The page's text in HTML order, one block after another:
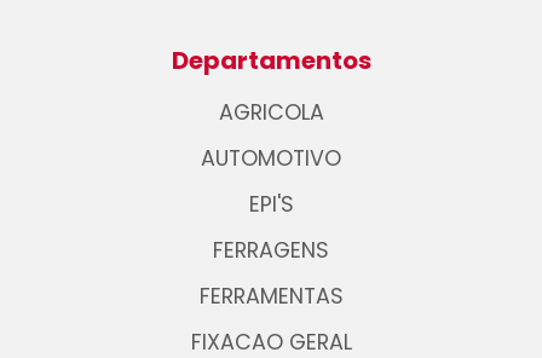
Departamentos
AGRICOLA
AUTOMOTIVO
EPI'S
FERRAGENS
FERRAMENTAS
FIXACAO GERAL